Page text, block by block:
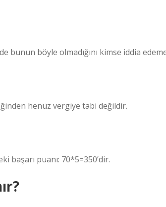
böyle olmadığını kimse iddia
henüz vergiye tabi değildir.
başarı puanı: 70*5=350’dir.